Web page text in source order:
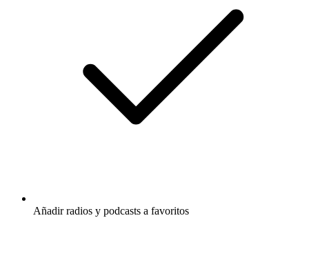
Añadir radios y podcasts a favoritos